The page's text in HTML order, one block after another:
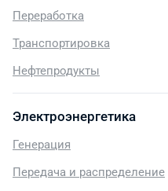
Переработка
Транспортировка
Нефтепродукты
Электроэнергетика
Генерация
Передача и распределение